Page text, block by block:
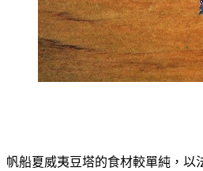
帆船夏威夷豆塔的食材較單純，以